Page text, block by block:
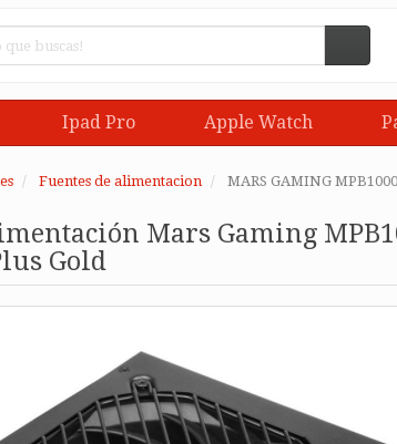
Ipad Pro Apple Watch
Fuentes de alimentacion MARS GAMING
Mars Gaming
Gold